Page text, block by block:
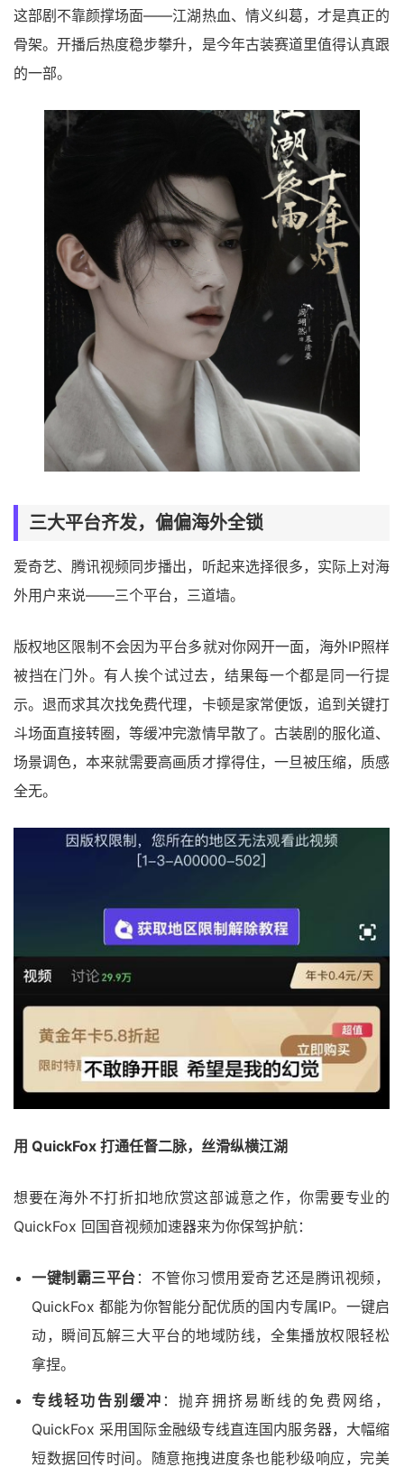
这部剧不靠颜撑场面——江湖热血、情义纠葛，才是真正的
骨架。开播后热度稳步攀升，是今年古装赛道里值得认真跟
的一部。
三大平台齐发，偏偏海外全锁
爱奇艺、腾讯视频同步播出，听起来选择很多，实际上对海
外用户来说——三个平台，三道墙。
版权地区限制不会因为平台多就对你网开一面，海外IP照样
被挡在门外。有人挨个试过去，结果每一个都是同一行提
示。退而求其次找免费代理，卡顿是家常便饭，追到关键打
斗场面直接转圈，等缓冲完激情早散了。古装剧的服化道、
场景调色，本来就需要高画质才撑得住，一旦被压缩，质感
全无。
用 QuickFox 打通任督二脉，丝滑纵横江湖
想要在海外不打折扣地欣赏这部诚意之作，你需要专业的
QuickFox 回国音视频加速器来为你保驾护航：
一键制霸三平台 ：不管你习惯用爱奇艺还是腾讯视频，
QuickFox 都能为你智能分配优质的国内专属IP。一键启
动，瞬间瓦解三大平台的地域防线，全集播放权限轻松
拿捏。
专线轻功告别缓冲 ：抛弃拥挤易断线的免费网络，
QuickFox 采用国际金融级专线直连国内服务器，大幅缩
短数据回传时间。随意拖拽进度条也能秒级响应，完美